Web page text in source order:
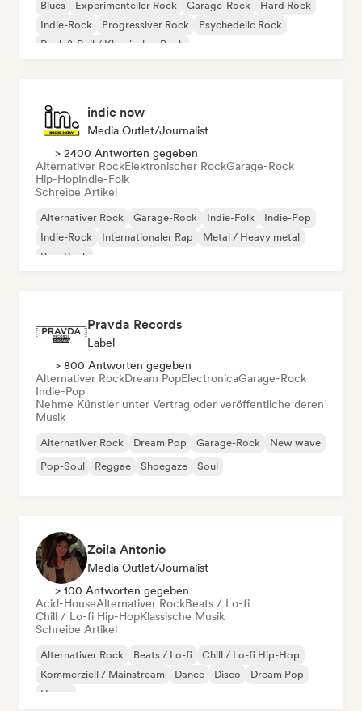
Blues Experimenteller Rock Garage-Rock
Hard Rock
Indie-Rock
Progressiver Rock
Psychedelic Rock
Rock & Roll / Klassischer Rock
indie now
Media Outlet/Journalist
> 2400 Antworten gegeben
Alternativer RockElektronischer RockGarage-Rock
Hip-HopIndie-Folk
Schreibe Artikel
Alternativer Rock Garage-Rock Indie-Folk
Indie-Pop
Indie-Rock
Internationaler Rap
Metal / Heavy metal
Pop-Rock
Pravda Records
Label
> 800 Antworten gegeben
Alternativer RockDream PopElectronicaGarage-Rock
Indie-Pop
Nehme Künstler unter Vertrag oder veröffentliche deren
Musik
Alternativer Rock Dream Pop Garage-Rock
New wave
Pop-Soul
Reggae Shoegaze Soul
Zoila Antonio
Media Outlet/Journalist
> 100 Antworten gegeben
Acid-HouseAlternativer RockBeats / Lo-fi
Chill / Lo-fi Hip-HopKlassische Musik
Schreibe Artikel
Alternativer Rock Beats / Lo-fi
Chill / Lo-fi Hip-Hop
Kommerziell / Mainstream
Dance Disco
Dream Pop
House